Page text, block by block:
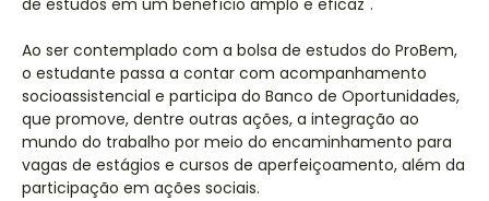
de estudos em um benefício amplo e eficaz".
Ao ser contemplado com a bolsa de estudos do ProBem,
o estudante passa a contar com acompanhamento
socioassistencial e participa do Banco de Oportunidades,
que promove, dentre outras ações, a integração ao
mundo do trabalho por meio do encaminhamento para
vagas de estágios e cursos de aperfeiçoamento, além da
participação em ações sociais.